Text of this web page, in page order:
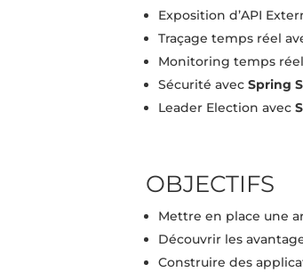
Exposition d’API
Traçage temps réel
Monitoring temps
Sécurité avecSpring
Leader Election avec
OBJECTIFS
Mettre en place une
Découvrir les
Construire des